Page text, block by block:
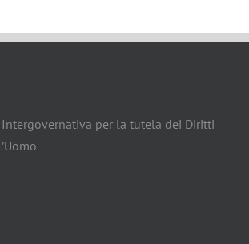
Intergovernativa per la tutela dei Diritti